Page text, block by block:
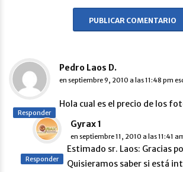
Pedro Laos D.
en septiembre 9, 2010 a las 11:48 pm
Hola cual es el precio de los
Responder
Gyrax 1
en septiembre 11, 2010 a las 11:41
Estimado sr. Laos: Gracias
Quisieramos saber si está
Responder